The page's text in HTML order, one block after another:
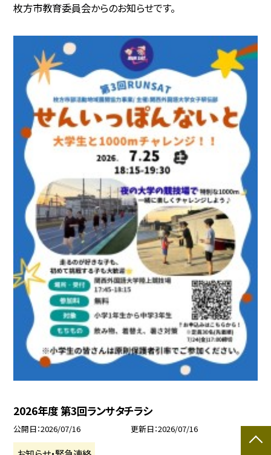
枚方市教育委員会からのお知らせです。
2026年度 第3回ランサタチラシ
公開日 2026/07/16 更新日 2026/07/16